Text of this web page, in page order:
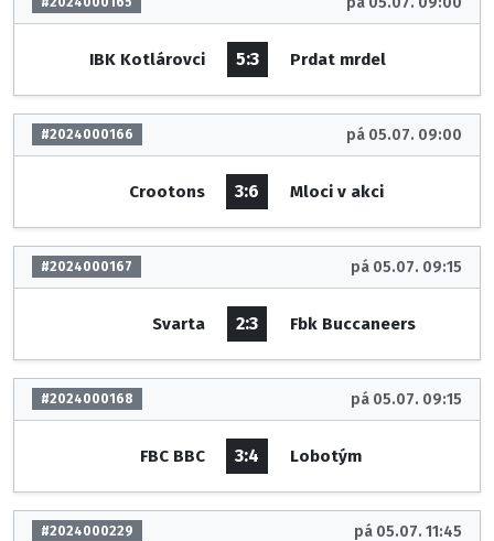
IBK Kotlárovci 5:3 Prdat mrdel
#2024000166 pá 05.07. 09:00
Crootons 3:6 Mloci v akci
#2024000167 pá 05.07. 09:15
Svarta 2:3 Fbk Buccaneers
#2024000168 pá 05.07. 09:15
FBC BBC 3:4 Lobotým
#2024000229 pá 05.07. 11:45